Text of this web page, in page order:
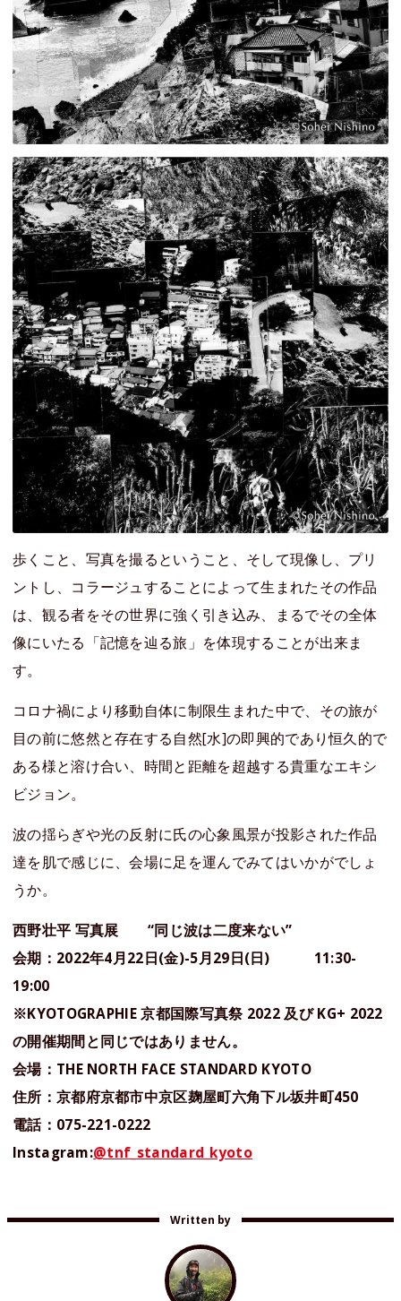
歩くこと、写真を撮るということ、そして現像し、プリ
ントし、コラージュすることによって生まれたその作品
は、観る者をその世界に強く引き込み、まるでその全体
像にいたる「記憶を辿る旅」を体現することが出来ま
す。
コロナ禍により移動自体に制限生まれた中で、その旅が
目の前に悠然と存在する自然[水]の即興的であり恒久的で
ある様と溶け合い、時間と距離を超越する貴重なエキシ
ビジョン。
波の揺らぎや光の反射に氏の心象風景が投影された作品
達を肌で感じに、会場に足を運んでみてはいかがでしょ
うか。
西野壮平 写真展 “同じ波は二度来ない”
会期：2022年4月22日(金)-5月29日(日) 11:30-
19:00
※KYOTOGRAPHIE 京都国際写真祭 2022 及び KG+ 2022
の開催期間と同じではありません。
会場：THE NORTH FACE STANDARD KYOTO
住所：京都府京都市中京区麹屋町六角下ル坂井町450
電話：075-221-0222
Instagram:@tnf_standard_kyoto
Written by